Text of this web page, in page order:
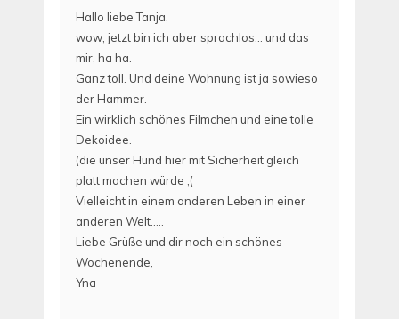
Hallo liebe Tanja,
wow, jetzt bin ich aber sprachlos… und das
mir, ha ha.
Ganz toll. Und deine Wohnung ist ja sowieso
der Hammer.
Ein wirklich schönes Filmchen und eine tolle
Dekoidee.
(die unser Hund hier mit Sicherheit gleich
platt machen würde ;(
Vielleicht in einem anderen Leben in einer
anderen Welt…..
Liebe Grüße und dir noch ein schönes
Wochenende,
Yna